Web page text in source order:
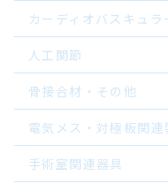
カーディオバスキュ
人工関節
骨接合材・その他
電気メス・対極板関連
手術室関連器具